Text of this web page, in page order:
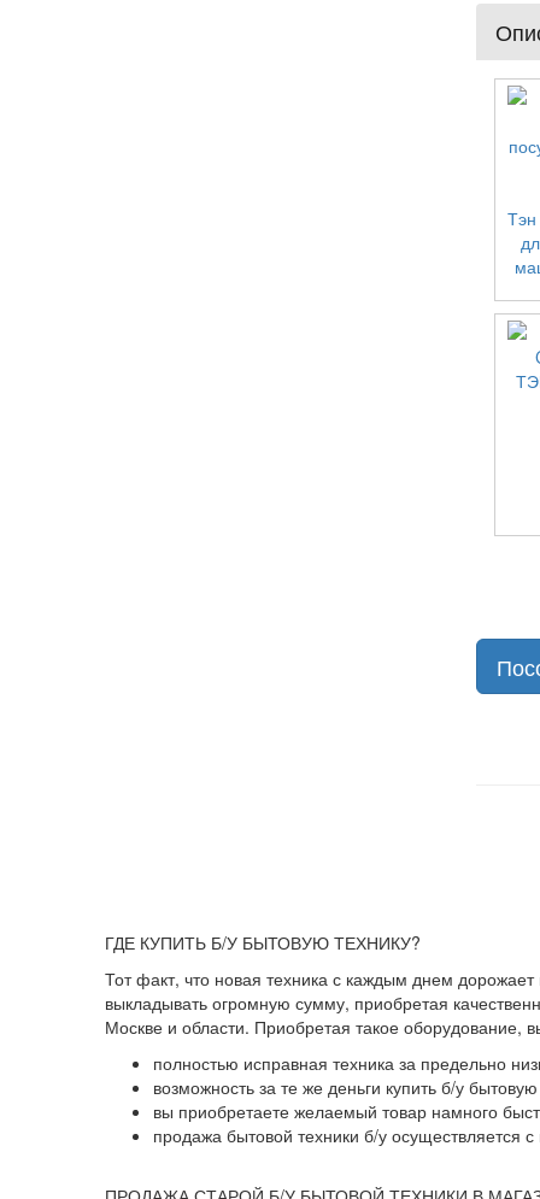
ГДЕ КУПИТЬ Б/У БЫТОВУЮ ТЕХНИКУ?
Тот факт, что новая техника с каждым днем
выкладывать огромную сумму, приобретая
Москве и области. Приобретая такое оборудование,
полностью исправная техника за предельно
возможность за те же деньги купить б/у
вы приобретаете желаемый товар намного
продажа бытовой техники б/у осуществляется